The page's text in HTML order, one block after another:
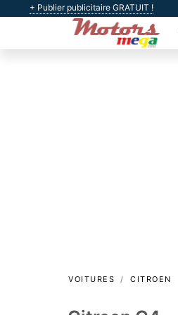
+ Publier publicitaire GRATUIT !
VOITURES CITROEN